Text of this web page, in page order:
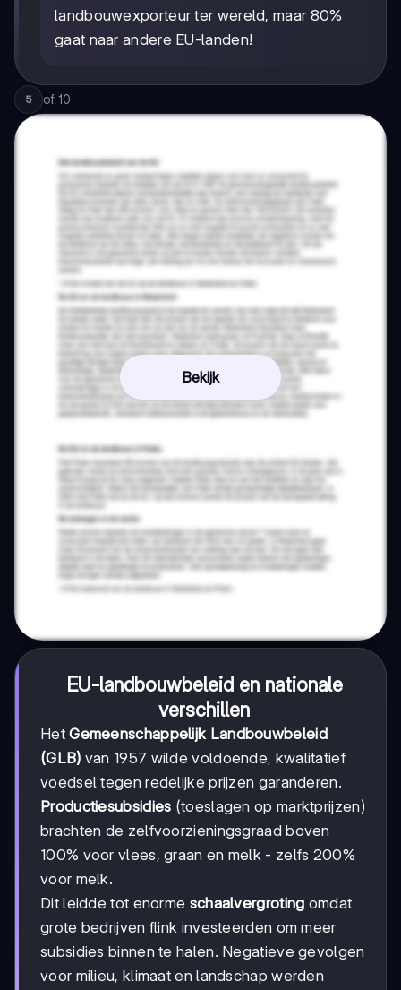
landbouwexporteur ter wereld, maar 80%
gaat naar andere EU-landen!
5 of 10
Bekijk
EU-landbouwbeleid en nationale
verschillen
HetGemeenschappelijk Landbouwbeleid
(GLB) van 1957 wilde voldoende, kwalitatief
voedsel tegen redelijke prijzen garanderen.
Productiesubsidies (toeslagen op marktprijzen)
brachten de zelfvoorzieningsgraad boven
100% voor vlees, graan en melk - zelfs 200%
voor melk.
Dit leidde tot enorme schaalvergroting omdat
grote bedrijven flink investeerden om meer
subsidies binnen te halen. Negatieve gevolgen
voor milieu, klimaat en landschap werden